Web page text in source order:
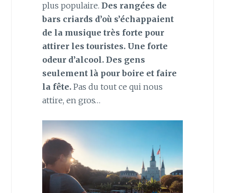
plus populaire. Des rangées de
bars criards d’où s’échappaient
de la musique très forte pour
attirer les touristes. Une forte
odeur d’alcool. Des gens
seulement là pour boire et faire
la fête.Pas du tout ce qui nous
attire, en gros…